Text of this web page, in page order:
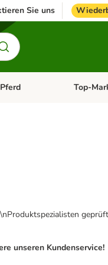
Sie uns
Fisch Menü öffnen: Vogel
Pferd Kategorie-
Top-
unseren Kundenservice!